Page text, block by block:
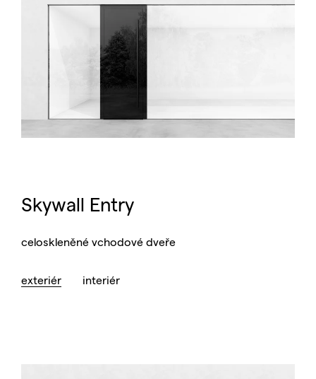
Skywall Entry
celoskleněné vchodové dveře
exteriér interiér